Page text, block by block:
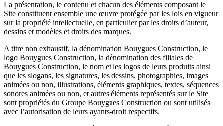
La présentation, le contenu et chacun des éléments composant le
Site constituent ensemble une œuvre protégée par les lois en vigueur
sur la propriété intellectuelle, en particulier par les droits d’auteur,
dessins et modèles et droits des marques.
A titre non exhaustif, la dénomination Bouygues Construction, le
logo Bouygues Construction, la dénomination des filiales de
Bouygues Construction, le nom et les logos de leurs produits ainsi
que les slogans, les signatures, les dessins, photographies, images
animées ou non, illustrations, éléments graphiques, textes, séquences
sonores animées ou non, et autres éléments représentés sur le Site
sont propriétés du Groupe Bouygues Construction ou sont utilisés
avec l’autorisation de leurs ayants-droit respectifs.